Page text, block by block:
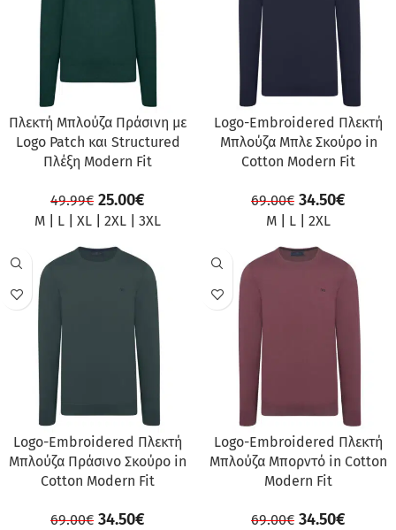
Πλεκτή Μπλούζα Πράσινη με
Logo Patch και Structured
Πλέξη Modern Fit
49.99€ 25.00€
M L XL 2XL 3XL
Logo-Embroidered Πλεκτή
Μπλούζα Μπλε Σκούρο in
Cotton Modern Fit
69.00€ 34.50€
M L 2XL
ΠΡΟΣΦΟΡΆ
Logo-Embroidered Πλεκτή
Μπλούζα Πράσινο Σκούρο in
Cotton Modern Fit
69.00€ 34.50€
ΠΡΟΣΦΟΡΆ
Logo-Embroidered Πλεκτή
Μπλούζα Μπορντό in Cotton
Modern Fit
69.00€ 34.50€